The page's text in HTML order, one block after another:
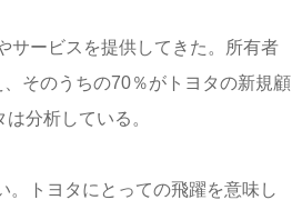
サービスを提供してきた。所有者
そのうちの70％がトヨタの新規顧
分析している。
。トヨタにとっての飛躍を意味し